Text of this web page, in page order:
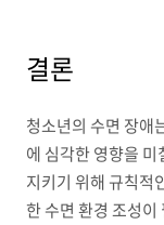
결론
청소년의 수면 장애
에 심각한 영향을
지키기 위해 규칙적
한 수면 환경 조성